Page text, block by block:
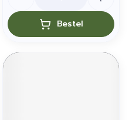
Bestel